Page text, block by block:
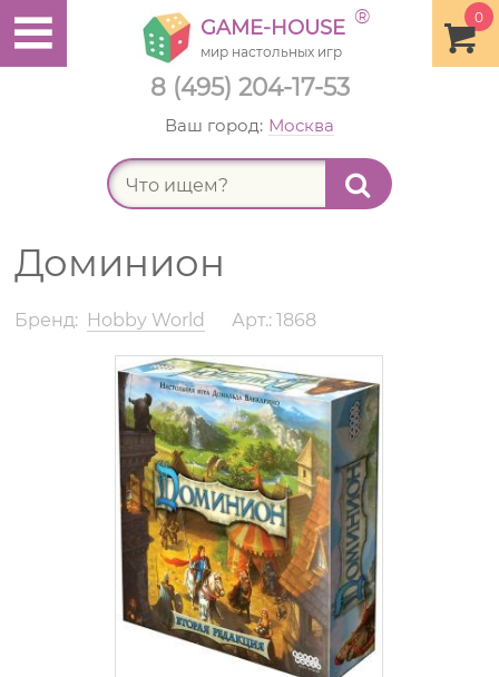
8 (495) 204-17-53
0
GAME-HOUSE ®
мир настольных игр
Ваш город: Москва
Доминион
Бренд: Hobby World Арт.: 1868